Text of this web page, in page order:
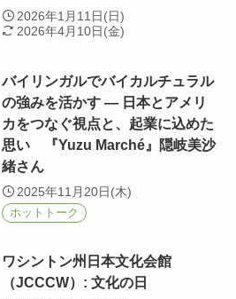
2026年1月11日(日)
2026年4月10日(金)
バイリンガルでバイカルチュラル
の強みを活かす ― 日本とアメリ
カをつなぐ視点と、起業に込めた
思い 『Yuzu Marché』隠岐美沙
緒さん
2025年11月20日(木)
ホットトーク
ワシントン州日本文化会館
（JCCCW）: 文化の日